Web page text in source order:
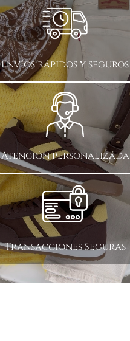
Faldas
Envíos rápidos y seguros
Atención personalizada
Transacciones Seguras